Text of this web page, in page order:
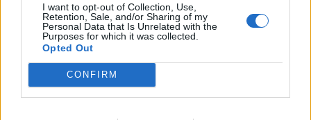
I want to opt-out of Collection, Use,
Retention, Sale, and/or Sharing of my
Personal Data that Is Unrelated with the
Purposes for which it was collected.
Opted Out
CONFIRM
proponuje strategii radzenia sobie z
melancholią, ponieważ neguje sens
jakiegokolwiek działania. Wiersz można
określić mianem
pokoleniowego, jednak podmiot liryczny